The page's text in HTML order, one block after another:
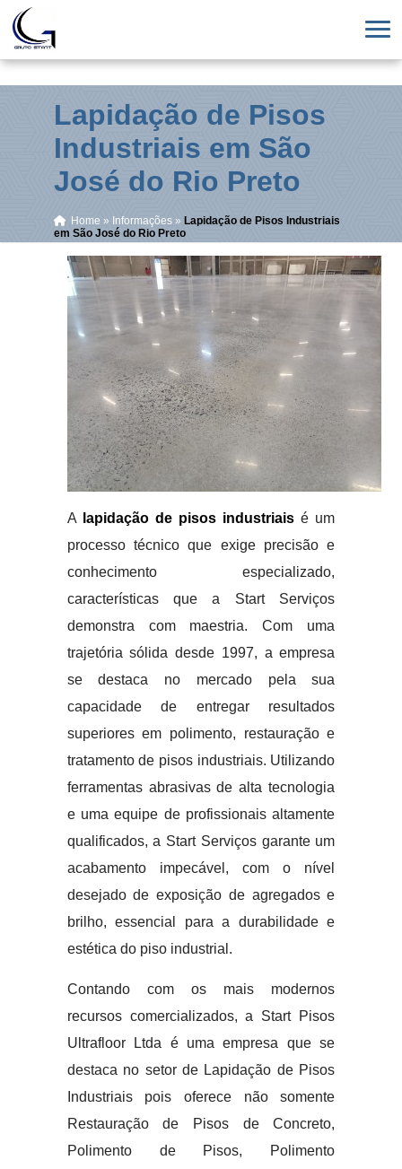
Lapidação de Pisos
Industriais em São
José do Rio Preto
Home » Informações » Lapidação de Pisos Industriais
em São José do Rio Preto
A lapidação de pisos industriais é um
processo técnico que exige precisão e
conhecimento especializado,
características que a Start Serviços
demonstra com maestria. Com uma
trajetória sólida desde 1997, a empresa
se destaca no mercado pela sua
capacidade de entregar resultados
superiores em polimento, restauração e
tratamento de pisos industriais. Utilizando
ferramentas abrasivas de alta tecnologia
e uma equipe de profissionais altamente
qualificados, a Start Serviços garante um
acabamento impecável, com o nível
desejado de exposição de agregados e
brilho, essencial para a durabilidade e
estética do piso industrial.
Contando com os mais modernos
recursos comercializados, a Start Pisos
Ultrafloor Ltda é uma empresa que se
destaca no setor de Lapidação de Pisos
Industriais pois oferece não somente
Restauração de Pisos de Concreto,
Polimento de Pisos, Polimento